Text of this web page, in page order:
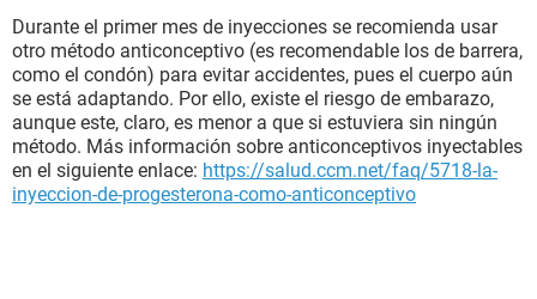
Durante el primer mes de inyecciones se recomienda usar
otro método anticonceptivo (es recomendable los de barrera,
como el condón) para evitar accidentes, pues el cuerpo aún
se está adaptando. Por ello, existe el riesgo de embarazo,
aunque este, claro, es menor a que si estuviera sin ningún
método. Más información sobre anticonceptivos inyectables
en el siguiente enlace: https://salud.ccm.net/faq/5718-la-
inyeccion-de-progesterona-como-anticonceptivo